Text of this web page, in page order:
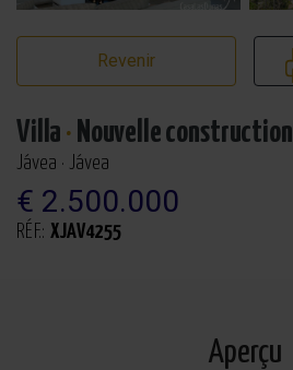
Revenir
Villa · Nouvelle construction
Jávea · Jávea
€ 2.500.000
RÉF.: XJAV4255
Aperçu